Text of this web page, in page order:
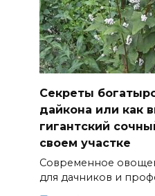
Секреты
дайкона или как
гигантский
своем участке
Современное
для дачников и